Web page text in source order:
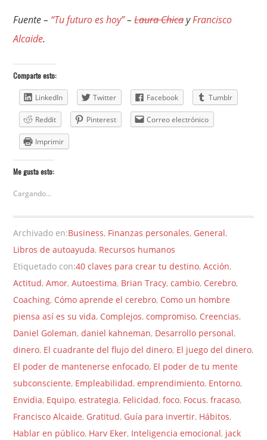
Fuente – “Tu futuro es hoy”–Laura ChicayFrancisco
Alcaide.
Comparte esto:
LinkedIn Twitter Facebook Tumblr
Reddit Pinterest Correo electrónico
Imprimir
Me gusta esto:
Cargando...
Archivado en:Business, Finanzas personales, General,
Libros de autoayuda, Recursos humanos
Etiquetado con:40 claves para crear tu destino,Acción,
Actitud,Amor,Autoestima, Brian Tracy,cambio, Cerebro,
Coaching, Cómo aprende el cerebro, Como un hombre
piensa así es su vida, Complejos,compromiso, Creencias,
Daniel Goleman,daniel kahneman, Desarrollo personal,
dinero, El cuadrante del flujo del dinero, El juego del dinero,
El poder de mantenerse enfocado, El poder de tu mente
subconsciente, Empleabilidad,emprendimiento, Entorno,
Envidia, Equipo,estrategia, Felicidad,foco, Focus,fracaso,
Francisco Alcaide, Gratitud, Guía para invertir, Hábitos,
Hablar en público, Harv Eker, Inteligencia emocional, jack